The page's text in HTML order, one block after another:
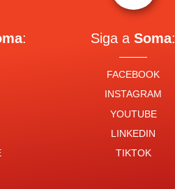
: Siga aSoma:
FACEBOOK
INSTAGRAM
YOUTUBE
LINKEDIN
TIKTOK